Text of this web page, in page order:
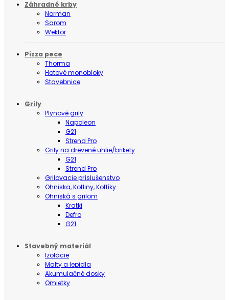
Záhradné krby
Norman
Sarom
Wektor
Pizza pece
Thorma
Hotové monobloky
Stavebnice
Grily
Plynové grily
Napoleon
G21
Strend Pro
Grily na drevené uhlie/brikety
G21
Strend Pro
Grilovacie príslušenstvo
Ohniska, Kotliny, Kotlíky
Ohniská s grilom
Kratki
Defro
G21
Stavebný materiál
Izolácie
Malty a lepidla
Akumulačné dosky
Omietky